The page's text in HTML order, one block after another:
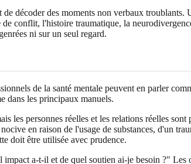
décoder des moments non verbaux troublants.
conflit, l'histoire traumatique, la
ni sur un seul regard.
de la santé mentale peuvent en parler
dans les principaux manuels.
les personnes réelles et les relations réelles
en raison de l'usage de substances, d'un
doit être utilisée avec prudence.
a-t-il et de quel soutien ai-je besoin ?" Les